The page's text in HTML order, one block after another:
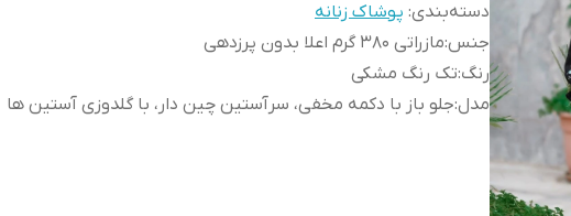
دسته‌بندی: پوشاک زنانه
جنس:مازراتی ۳۸۰ گرم اعلا بدون پرزدهی
رنگ:تک رنگ مشکی
مدل:جلو باز با دکمه مخفی، سرآستین چین دار، با گلدوزی آستین ها